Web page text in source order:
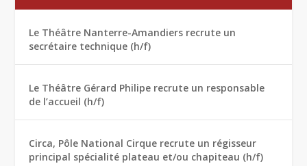
Le Théâtre Nanterre-Amandiers recrute un
secrétaire technique (h/f)
Le Théâtre Gérard Philipe recrute un responsable
de l’accueil (h/f)
Circa, Pôle National Cirque recrute un régisseur
principal spécialité plateau et/ou chapiteau (h/f)